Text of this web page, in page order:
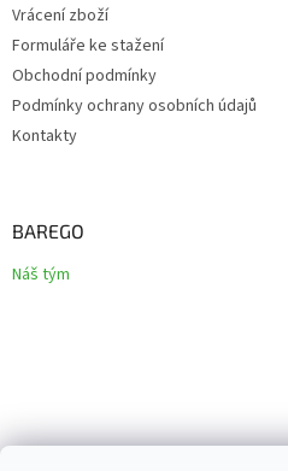
Vrácení zboží
Formuláře ke stažení
Obchodní podmínky
Podmínky ochrany osobních údajů
Kontakty
BAREGO
Náš tým